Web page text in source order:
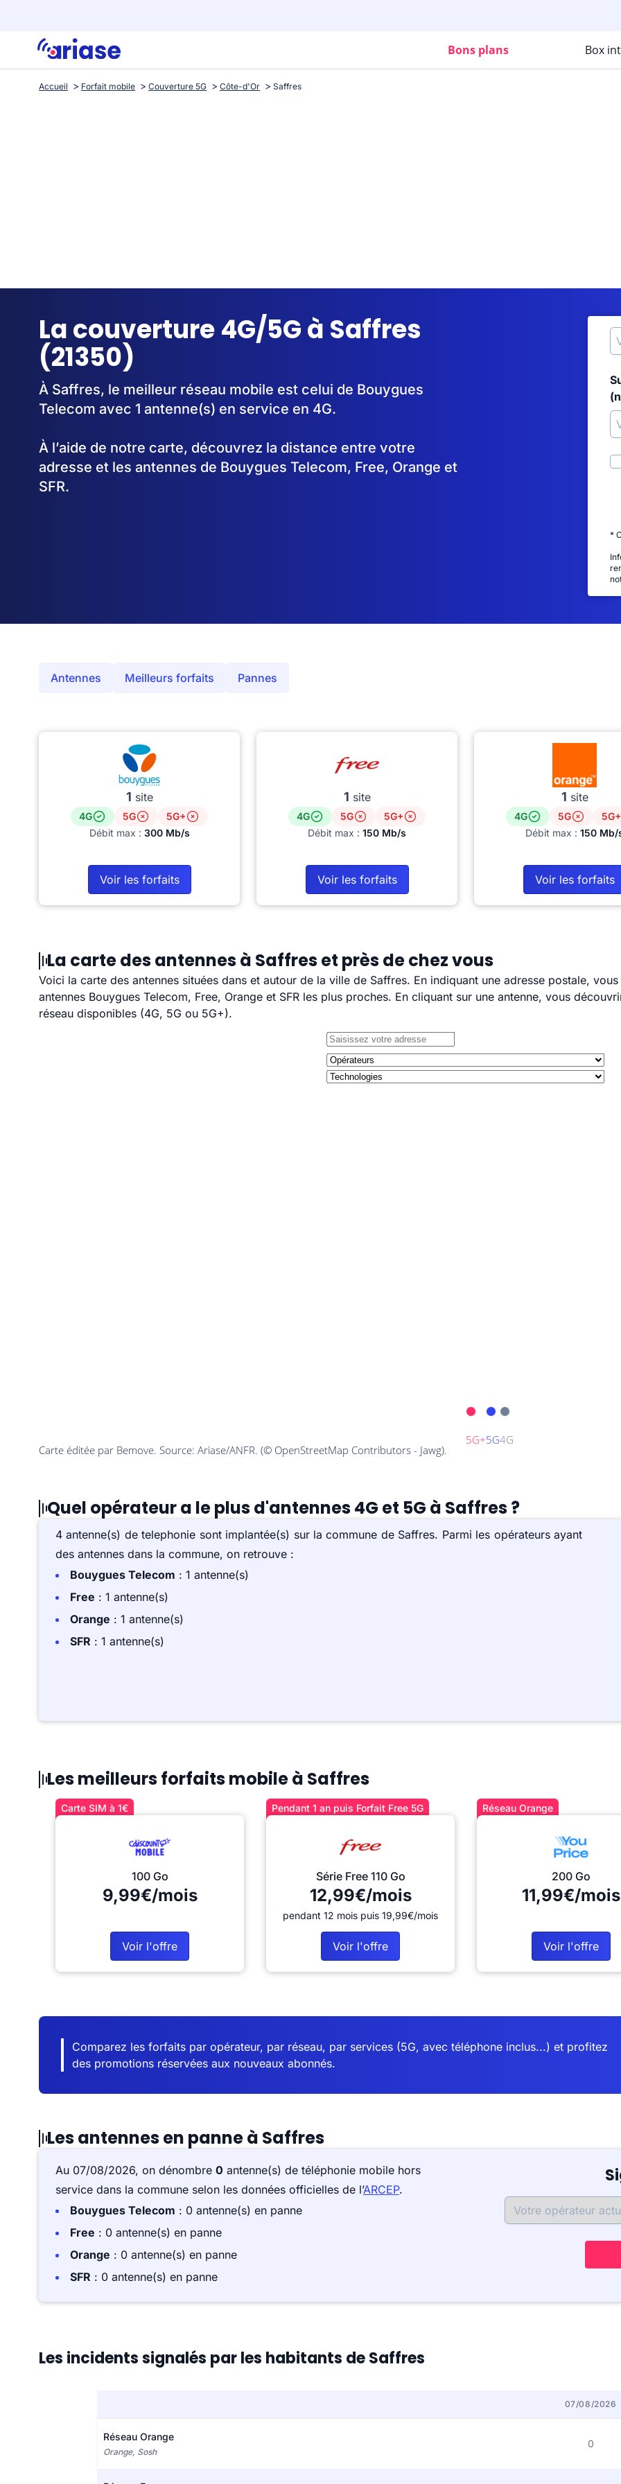
Bons plans Box
Accueil Forfait mobile Couverture 5G Côte-d'Or Saffres
La couverture 4G/5G à Saffres
(21350)
À Saffres, le meilleur réseau mobile est celui de Bouygues
Telecom avec 1 antenne(s) en service en 4G.
À l’aide de notre carte, découvrez la distance entre votre
adresse et les antennes de Bouygues Telecom, Free, Orange et
SFR.
*
Antennes Meilleurs forfaits Pannes
1 site
4G 5G
5G+
Débit max : 300 Mb/s
Voir les forfaits
1 site
4G 5G
5G+
Débit max : 150 Mb/s
Voir les forfaits
1 site
4G 5G
5G+
Débit max : 150 Mb/
Voir les forfaits
La carte des antennes à Saffres et près de chez vous
Voici la carte des antennes situées dans et autour de la ville de Saffres. En indiquant une adresse postale,
antennes Bouygues Telecom, Free, Orange et SFR les plus proches. En cliquant sur une antenne, vous
réseau disponibles (4G, 5G ou 5G+).
Quel opérateur a le plus d'antennes 4G et 5G à Saffres ?
4 antenne(s) de telephonie sont implantée(s) sur la commune de Saffres. Parmi les opérateurs ayant
des antennes dans la commune, on retrouve :
Bouygues Telecom : 1 antenne(s)
Free : 1 antenne(s)
Orange : 1 antenne(s)
SFR : 1 antenne(s)
Les meilleurs forfaits mobile à Saffres
Carte SIM à 1€
100 Go
9,99€/mois
Voir l'offre
Pendant 1 an puis Forfait Free 5G
Série Free 110 Go
12,99€/mois
pendant 12 mois puis 19,99€/mois
Voir l'offre
Réseau Orange
200 Go
11,99€/mois
Voir l'offre
Comparez les forfaits par opérateur, par réseau, par services (5G, avec téléphone inclus...) et profitez
des promotions réservées aux nouveaux abonnés.
Les antennes en panne à Saffres
Au 07/08/2026, on dénombre 0 antenne(s) de téléphonie mobile hors
service dans la commune selon les données officielles de l’ARCEP.
Bouygues Telecom : 0 antenne(s) en panne
Free : 0 antenne(s) en panne
Orange : 0 antenne(s) en panne
SFR : 0 antenne(s) en panne
Les incidents signalés par les habitants de Saffres
07/08/2026
Réseau Orange
Orange, Sosh
0